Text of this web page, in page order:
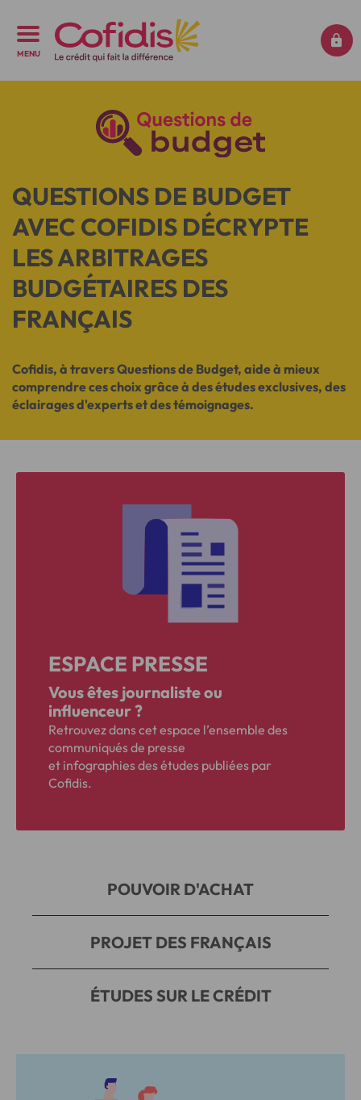
MENU
QUESTIONS DE BUDGET
AVEC COFIDIS DÉCRYPTE
LES ARBITRAGES
BUDGÉTAIRES DES
FRANÇAIS
Cofidis, à travers Questions de Budget, aide à mieux
comprendre ces choix grâce à des études exclusives, des
éclairages d'experts et des témoignages.
ESPACE PRESSE
Vous êtes journaliste ou
influenceur ?
Retrouvez dans cet espace l’ensemble des
communiqués de presse
et infographies des études publiées par
Cofidis.
POUVOIR D'ACHAT
PROJET DES FRANÇAIS
ÉTUDES SUR LE CRÉDIT